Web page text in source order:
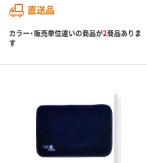
直送品
カラー・販売単位違いの商品が2商品ありま
す